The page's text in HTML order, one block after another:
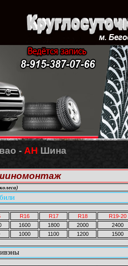
- АН Шина
R16 R17 R18
R19-20
1600 1800 2000
2400
1000 1100 1200 1500